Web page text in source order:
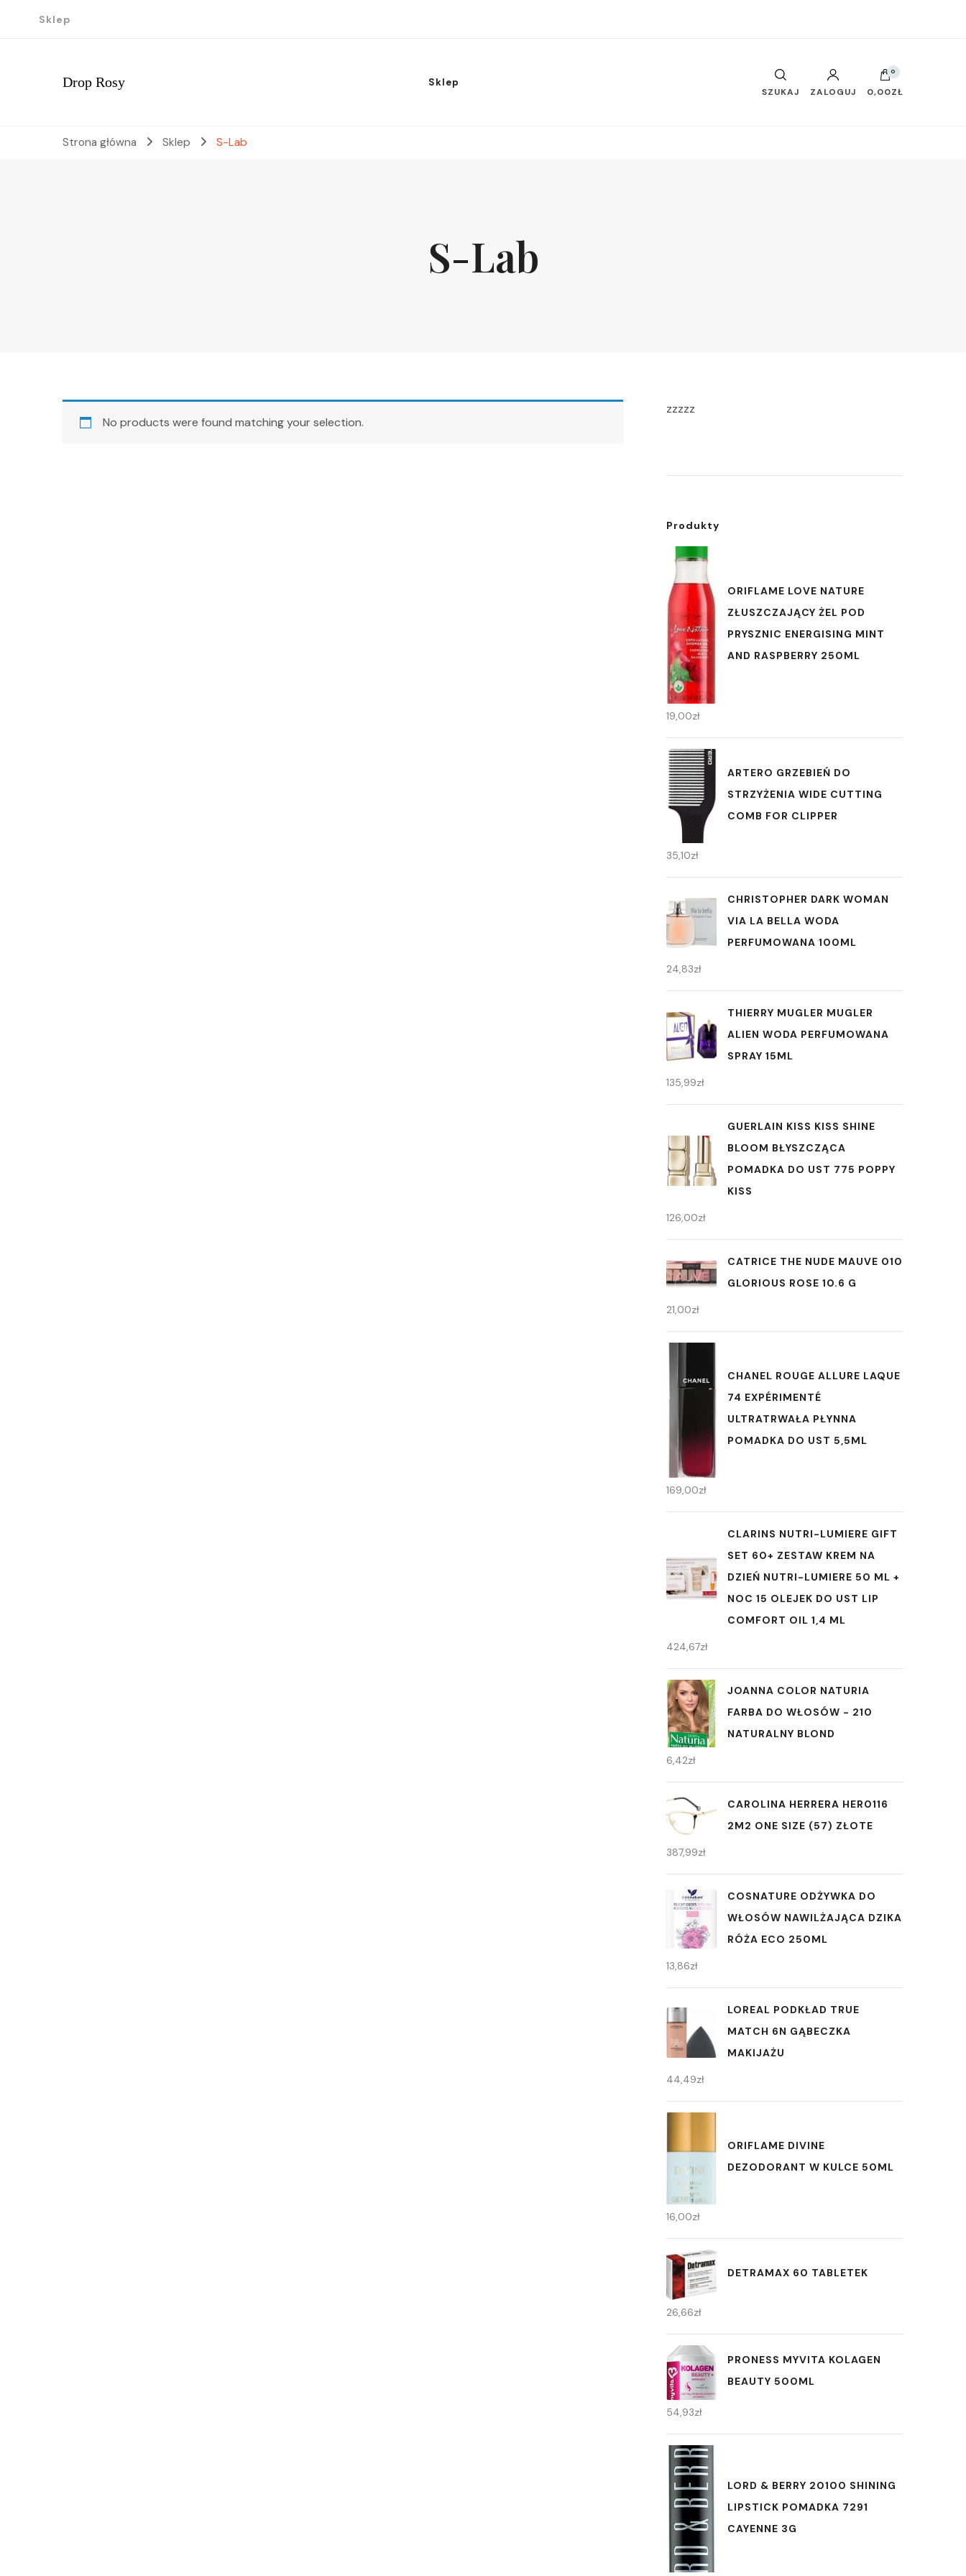
Sklep
Drop Rosy Sklep
SZUKAJ ZALOGUJ
0
0,00ZŁ
Strona główna Sklep S-Lab
S-Lab
No products were found matching your selection.
zzzzz
Produkty
ORIFLAME LOVE NATURE
ZŁUSZCZAJĄCY ŻEL POD
PRYSZNIC ENERGISING MINT
AND RASPBERRY 250ML
19,00zł
ARTERO GRZEBIEŃ DO
STRZYŻENIA WIDE CUTTING
COMB FOR CLIPPER
35,10zł
CHRISTOPHER DARK WOMAN
VIA LA BELLA WODA
PERFUMOWANA 100ML
24,83zł
THIERRY MUGLER MUGLER
ALIEN WODA PERFUMOWANA
SPRAY 15ML
135,99zł
GUERLAIN KISS KISS SHINE
BLOOM BŁYSZCZĄCA
POMADKA DO UST 775 POPPY
KISS
126,00zł
CATRICE THE NUDE MAUVE 010
GLORIOUS ROSE 10.6 G
21,00zł
CHANEL ROUGE ALLURE LAQUE
74 EXPÉRIMENTÉ
ULTRATRWAŁA PŁYNNA
POMADKA DO UST 5,5ML
169,00zł
CLARINS NUTRI-LUMIERE GIFT
SET 60+ ZESTAW KREM NA
DZIEŃ NUTRI-LUMIERE 50 ML +
NOC 15 OLEJEK DO UST LIP
COMFORT OIL 1,4 ML
424,67zł
JOANNA COLOR NATURIA
FARBA DO WŁOSÓW - 210
NATURALNY BLOND
6,42zł
CAROLINA HERRERA HER0116
2M2 ONE SIZE (57) ZŁOTE
387,99zł
COSNATURE ODŻYWKA DO
WŁOSÓW NAWILŻAJĄCA DZIKA
RÓŻA ECO 250ML
13,86zł
LOREAL PODKŁAD TRUE
MATCH 6N GĄBECZKA
MAKIJAŻU
44,49zł
ORIFLAME DIVINE
DEZODORANT W KULCE 50ML
16,00zł
DETRAMAX 60 TABLETEK
26,66zł
PRONESS MYVITA KOLAGEN
BEAUTY 500ML
54,93zł
LORD & BERRY 20100 SHINING
LIPSTICK POMADKA 7291
CAYENNE 3G